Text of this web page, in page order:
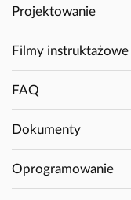
Projektowanie
Filmy instruktażowe
FAQ
Dokumenty
Oprogramowanie